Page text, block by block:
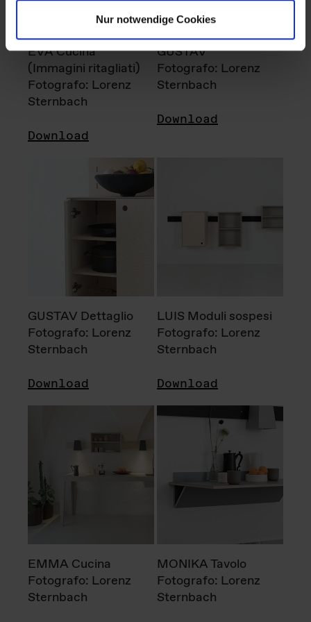
Nur notwendige Cookies
EVA Cucina
(Immagini ritagliati)
Fotografo: Lorenz
Sternbach
Download
GUSTAV
Fotografo: Lorenz
Sternbach
Download
GUSTAV Dettaglio
Fotografo: Lorenz
Sternbach
Download
LUIS Moduli sospesi
Fotografo: Lorenz
Sternbach
Download
EMMA Cucina
Fotografo: Lorenz
Sternbach
MONIKA Tavolo
Fotografo: Lorenz
Sternbach